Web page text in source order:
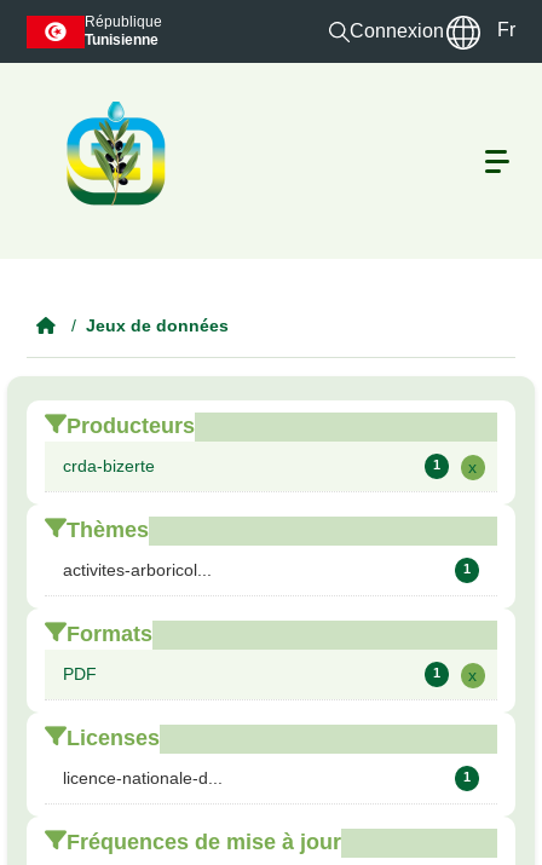
Skip to main content
République
Tunisienne
Connexion Fr
Jeux de données
Producteurs
crda-bizerte 1 x
Thèmes
activites-arboricol... 1
Formats
PDF 1 x
Licenses
licence-nationale-d... 1
Fréquences de mise à jour